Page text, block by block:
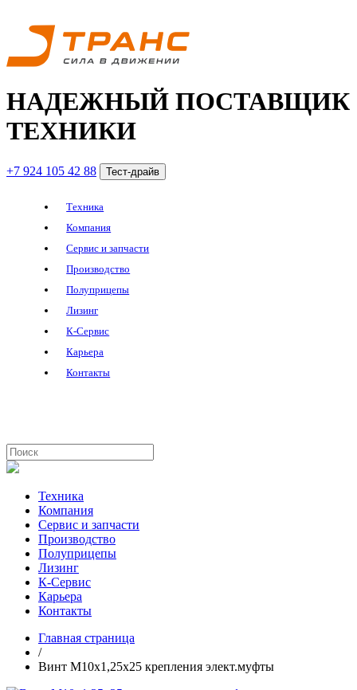
НАДЕЖНЫЙ ПОСТАВЩИК
ТЕХНИКИ
+7 924 105 42 88 Тест-драйв
Техника
Компания
Сервис и запчасти
Производство
Полуприцепы
Лизинг
К-Сервис
Карьера
Контакты
Техника
Компания
Сервис и запчасти
Производство
Полуприцепы
Лизинг
К-Сервис
Карьера
Контакты
Главная страница
/
Винт М10х1,25х25 крепления элект.муфты